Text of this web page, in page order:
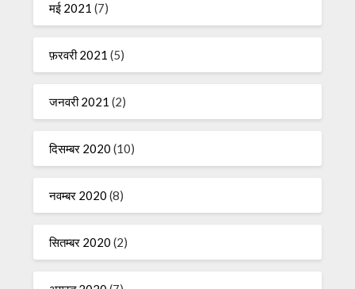
मई 2021 (7)
फ़रवरी 2021 (5)
जनवरी 2021 (2)
दिसम्बर 2020 (10)
नवम्बर 2020 (8)
सितम्बर 2020 (2)